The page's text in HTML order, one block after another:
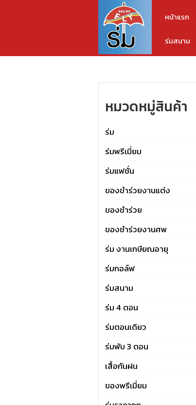
หน้าแรก
ร่มสนาม
หมวดหมู่สินค้า
ร่ม
ร่มพรีเมี่ยม
ร่มแฟชั่น
ของขำร่วยงานแต่ง
ของชำร่วย
ของชำร่วยงานศพ
ร่ม งานเกษียณอายุ
ร่มกอล์ฟ
ร่มสนาม
ร่ม 4 ตอน
ร่มตอนเดียว
ร่มพับ 3 ตอน
เสื้อกันฝน
ของพรีเมี่ยม